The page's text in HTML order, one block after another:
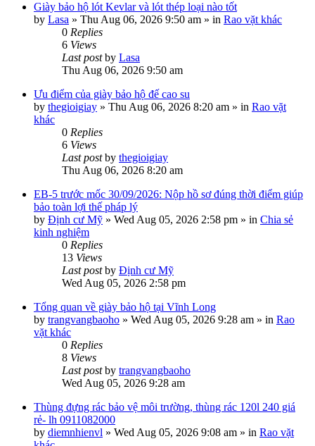
Giày bảo hộ lót Kevlar và lót thép loại nào tốt
by Lasa » Thu Aug 06, 2026 9:50 am » in Rao vặt khác
0 Replies
6 Views
Last postby Lasa
Thu Aug 06, 2026 9:50 am
Ưu điểm của giày bảo hộ đế cao su
by thegioigiay » Thu Aug 06, 2026 8:20 am » in Rao vặt
khác
0 Replies
6 Views
Last postby thegioigiay
Thu Aug 06, 2026 8:20 am
EB-5 trước mốc 30/09/2026: Nộp hồ sơ đúng thời điểm giúp
bảo toàn lợi thế pháp lý
by Định cư Mỹ » Wed Aug 05, 2026 2:58 pm » in Chia sẻ
kinh nghiệm
0 Replies
13 Views
Last postby Định cư Mỹ
Wed Aug 05, 2026 2:58 pm
Tổng quan về giày bảo hộ tại Vĩnh Long
by trangvangbaoho » Wed Aug 05, 2026 9:28 am » in Rao
vặt khác
0 Replies
8 Views
Last postby trangvangbaoho
Wed Aug 05, 2026 9:28 am
Thùng đựng rác bảo vệ môi trường, thùng rác 120l 240 giá
rẻ- lh 0911082000
by diemnhienvl » Wed Aug 05, 2026 9:08 am » in Rao vặt